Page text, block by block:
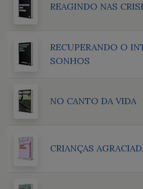
REAGINDO NAS
RECUPERANDO O
SONHOS
NO CANTO DA VIDA
CRIANÇAS